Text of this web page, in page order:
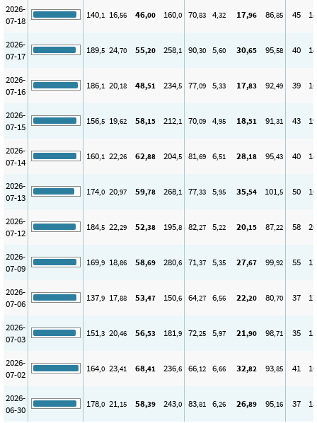
2026-
07-18
140,1 16,56 46,00 160,0 70,83 4,32 17,96 86,85 45 18
2026-
07-17
189,5 24,70 55,20 258,1 90,30 5,60 30,65 95,58 40 14
2026-
07-16
186,1 20,18 48,51 234,5 77,09 5,33 17,83 92,49 39 16
2026-
07-15
156,5 19,62 58,15 212,1 70,09 4,95 18,51 91,31 43 19
2026-
07-14
160,1 22,26 62,88 204,5 81,69 6,51 28,18 95,43 40 18
2026-
07-13
174,0 20,97 59,78 268,1 77,33 5,95 35,54 101,5 50 16
2026-
07-12
184,5 22,29 52,38 195,8 82,27 5,22 20,15 87,22 58 20
2026-
07-09
169,9 18,86 58,69 280,6 71,37 5,35 27,67 99,92 55 17
2026-
07-06
137,9 17,88 53,47 150,6 64,27 6,56 22,20 80,70 37 17
2026-
07-03
151,3 20,46 56,53 181,9 72,25 5,97 21,90 98,71 35 15
2026-
07-02
164,0 23,41 68,41 236,6 66,12 6,66 32,82 93,85 41 16
2026-
06-30
178,0 21,15 58,39 243,0 83,81 6,26 26,89 95,16 37 15